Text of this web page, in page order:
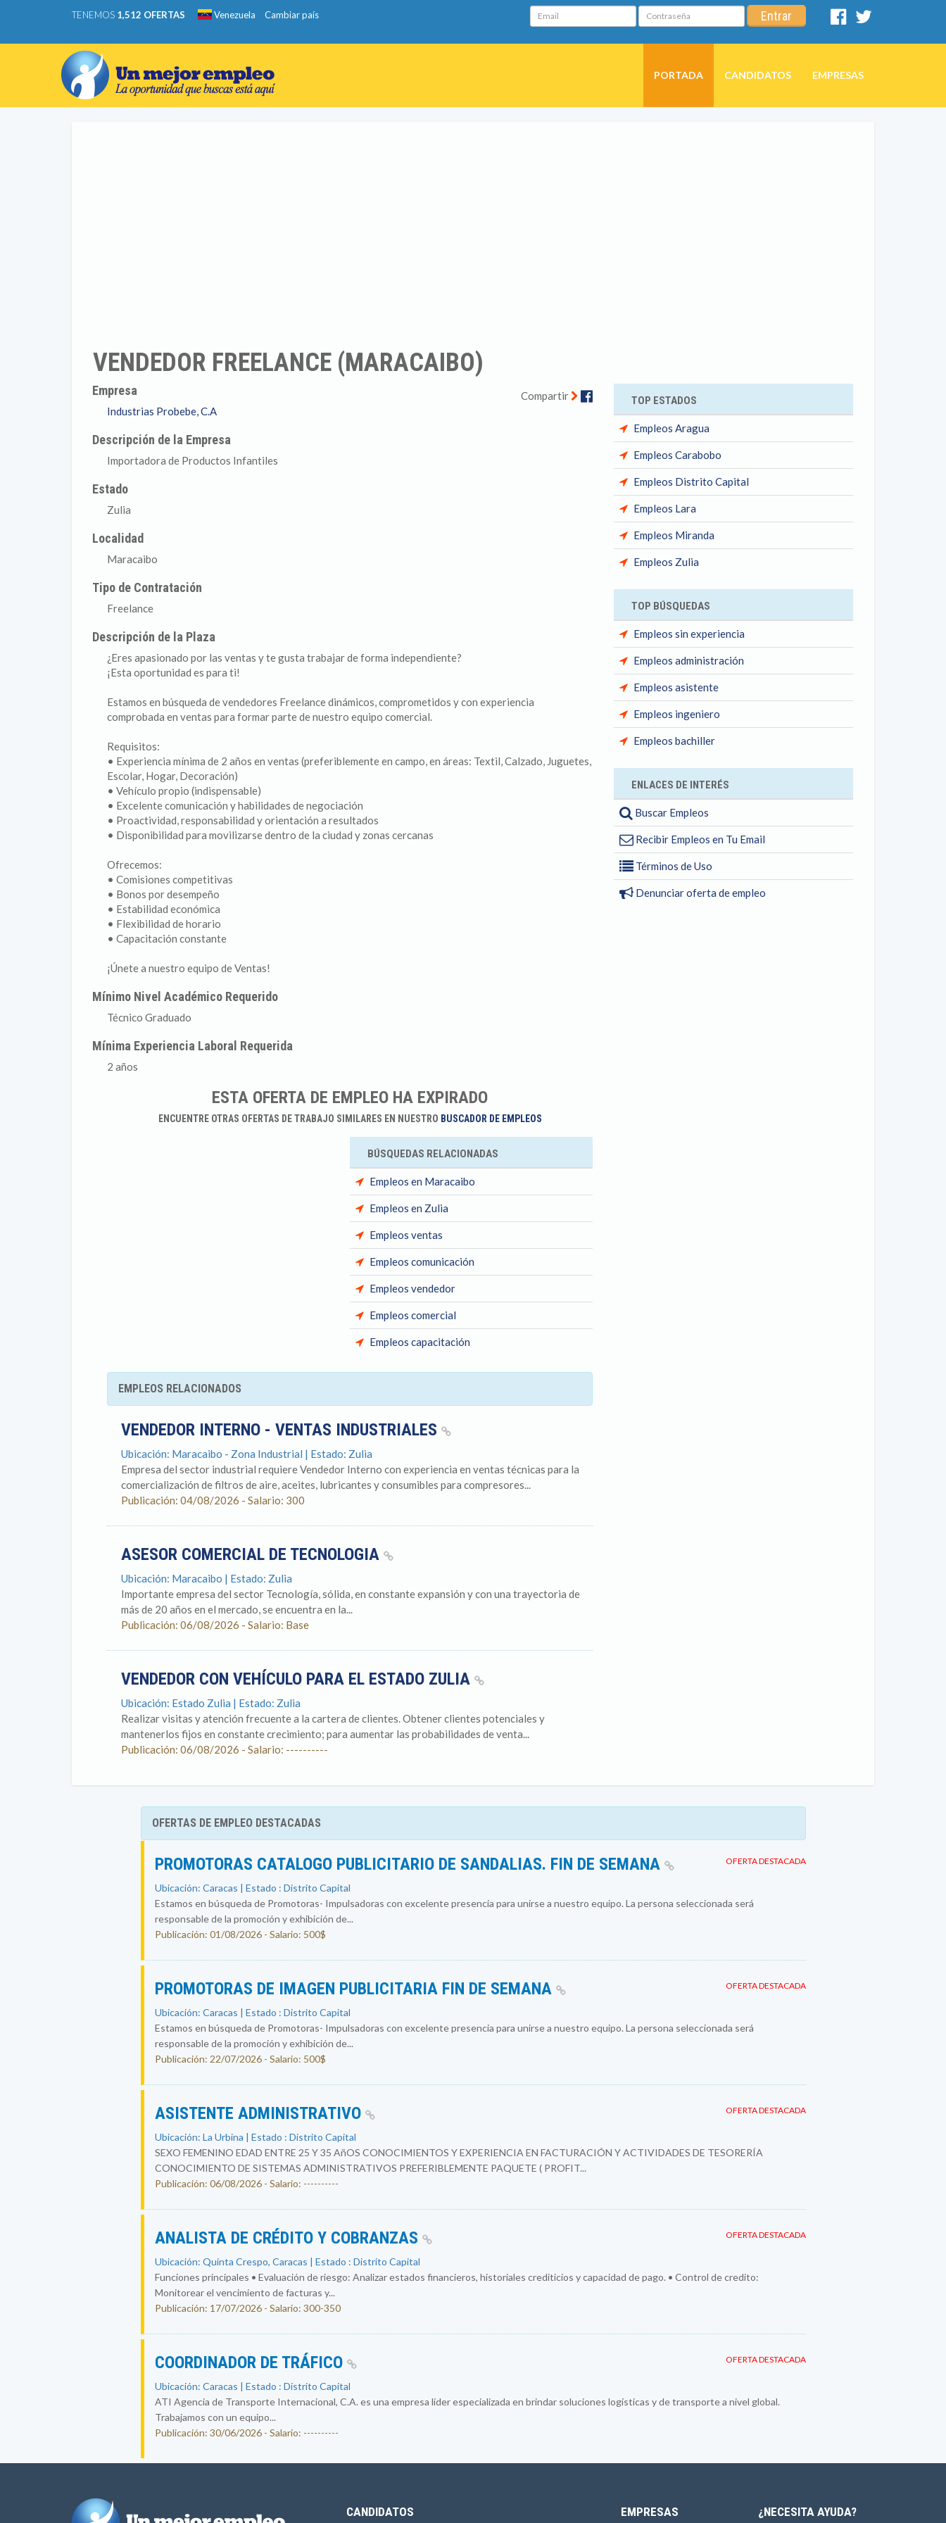
TENEMOS 1,512 OFERTAS Venezuela Cambiar país Email Contraseña Entrar
Facebook
PORTADA CANDIDATOS EMPRESAS
VENDEDOR FREELANCE (MARACAIBO)
Compartir Facebook
Empresa
Industrias Probebe, C.A
Descripción de la Empresa
Importadora de Productos Infantiles
Estado
Zulia
Localidad
Maracaibo
Tipo de Contratación
Freelance
Descripción de la Plaza
¿Eres apasionado por las ventas y te gusta trabajar de forma independiente?
¡Esta oportunidad es para ti!
Estamos en búsqueda de vendedores Freelance dinámicos, comprometidos y con experiencia
comprobada en ventas para formar parte de nuestro equipo comercial.
Requisitos:
• Experiencia mínima de 2 años en ventas (preferiblemente en campo, en áreas: Textil, Calzado, Juguetes,
Escolar, Hogar, Decoración)
• Vehículo propio (indispensable)
• Excelente comunicación y habilidades de negociación
• Proactividad, responsabilidad y orientación a resultados
• Disponibilidad para movilizarse dentro de la ciudad y zonas cercanas
Ofrecemos:
• Comisiones competitivas
• Bonos por desempeño
• Estabilidad económica
• Flexibilidad de horario
• Capacitación constante
¡Únete a nuestro equipo de Ventas!
Mínimo Nivel Académico Requerido
Técnico Graduado
Mínima Experiencia Laboral Requerida
2 años
ESTA OFERTA DE EMPLEO HA EXPIRADO
ENCUENTRE OTRAS OFERTAS DE TRABAJO SIMILARES EN NUESTRO BUSCADOR DE EMPLEOS
BÚSQUEDAS RELACIONADAS
Empleos en Maracaibo
Empleos en Zulia
Empleos ventas
Empleos comunicación
Empleos vendedor
Empleos comercial
Empleos capacitación
EMPLEOS RELACIONADOS
VENDEDOR INTERNO - VENTAS INDUSTRIALES
Ubicación: Maracaibo - Zona Industrial | Estado: Zulia
Empresa del sector industrial requiere Vendedor Interno con experiencia en ventas técnicas para la
comercialización de filtros de aire, aceites, lubricantes y consumibles para compresores...
Publicación: 04/08/2026 - Salario: 300
ASESOR COMERCIAL DE TECNOLOGIA
Ubicación: Maracaibo | Estado: Zulia
Importante empresa del sector Tecnología, sólida, en constante expansión y con una trayectoria de
más de 20 años en el mercado, se encuentra en la...
Publicación: 06/08/2026 - Salario: Base
VENDEDOR CON VEHÍCULO PARA EL ESTADO ZULIA
Ubicación: Estado Zulia | Estado: Zulia
Realizar visitas y atención frecuente a la cartera de clientes. Obtener clientes potenciales y
mantenerlos fijos en constante crecimiento; para aumentar las probabilidades de venta...
Publicación: 06/08/2026 - Salario: ----------
TOP ESTADOS
Empleos Aragua
Empleos Carabobo
Empleos Distrito Capital
Empleos Lara
Empleos Miranda
Empleos Zulia
TOP BÚSQUEDAS
Empleos sin experiencia
Empleos administración
Empleos asistente
Empleos ingeniero
Empleos bachiller
ENLACES DE INTERÉS
Buscar Empleos
Recibir Empleos en Tu Email
Términos de Uso
Denunciar oferta de empleo
OFERTAS DE EMPLEO DESTACADAS
OFERTA DESTACADA
PROMOTORAS CATALOGO PUBLICITARIO DE SANDALIAS. FIN DE SEMANA
Ubicación: Caracas | Estado : Distrito Capital
Estamos en búsqueda de Promotoras- Impulsadoras con excelente presencia para unirse a nuestro equipo. La persona seleccionada será
responsable de la promoción y exhibición de...
Publicación: 01/08/2026 - Salario: 500$
OFERTA DESTACADA
PROMOTORAS DE IMAGEN PUBLICITARIA FIN DE SEMANA
Ubicación: Caracas | Estado : Distrito Capital
Estamos en búsqueda de Promotoras- Impulsadoras con excelente presencia para unirse a nuestro equipo. La persona seleccionada será
responsable de la promoción y exhibición de...
Publicación: 22/07/2026 - Salario: 500$
OFERTA DESTACADA
ASISTENTE ADMINISTRATIVO
Ubicación: La Urbina | Estado : Distrito Capital
SEXO FEMENINO EDAD ENTRE 25 Y 35 AñOS CONOCIMIENTOS Y EXPERIENCIA EN FACTURACIÓN Y ACTIVIDADES DE TESORERÍA
CONOCIMIENTO DE SISTEMAS ADMINISTRATIVOS PREFERIBLEMENTE PAQUETE ( PROFIT...
Publicación: 06/08/2026 - Salario: ----------
OFERTA DESTACADA
ANALISTA DE CRÉDITO Y COBRANZAS
Ubicación: Quinta Crespo, Caracas | Estado : Distrito Capital
Funciones principales • Evaluación de riesgo: Analizar estados financieros, historiales crediticios y capacidad de pago. • Control de credito:
Monitorear el vencimiento de facturas y...
Publicación: 17/07/2026 - Salario: 300-350
OFERTA DESTACADA
COORDINADOR DE TRÁFICO
Ubicación: Caracas | Estado : Distrito Capital
ATI Agencia de Transporte Internacional, C.A. es una empresa líder especializada en brindar soluciones logísticas y de transporte a nivel global.
Trabajamos con un equipo...
Publicación: 30/06/2026 - Salario: ----------
CANDIDATOS EMPRESAS ¿NECESITA AYUDA?